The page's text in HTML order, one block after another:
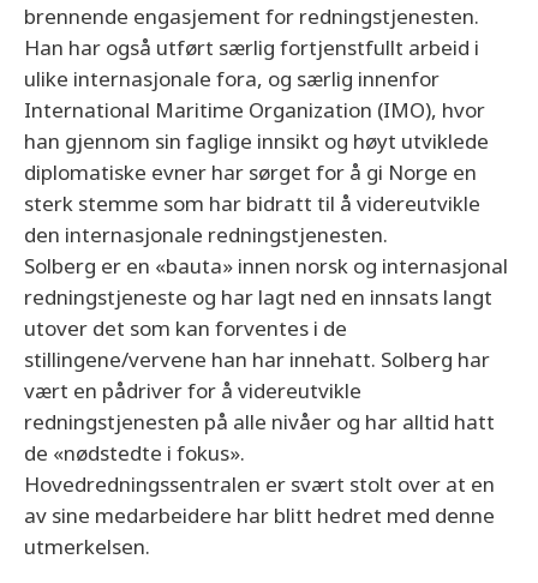
brennende engasjement for redningstjenesten.
Han har også utført særlig fortjenstfullt arbeid i
ulike internasjonale fora, og særlig innenfor
International Maritime Organization (IMO), hvor
han gjennom sin faglige innsikt og høyt utviklede
diplomatiske evner har sørget for å gi Norge en
sterk stemme som har bidratt til å videreutvikle
den internasjonale redningstjenesten.
Solberg er en «bauta» innen norsk og internasjonal
redningstjeneste og har lagt ned en innsats langt
utover det som kan forventes i de
stillingene/vervene han har innehatt. Solberg har
vært en pådriver for å videreutvikle
redningstjenesten på alle nivåer og har alltid hatt
de «nødstedte i fokus».
Hovedredningssentralen er svært stolt over at en
av sine medarbeidere har blitt hedret med denne
utmerkelsen.